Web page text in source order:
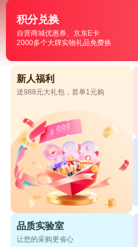
积分兑换
自营商城优惠券、京东E卡
2000多个大牌实物礼品免费换
新人福利
送988元大礼包，首单1元购
品质实验室
让您的采购更省心